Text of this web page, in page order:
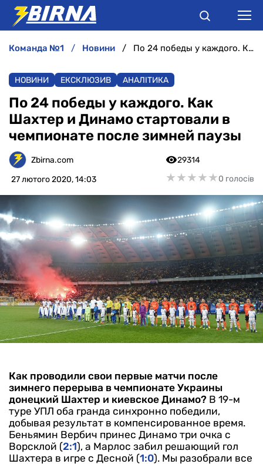
АНАЛІТИКА
ІНТЕРВ'Ю
РІЗНЕ
команда №1 новини По 24 победы у каждого. Как Шахтер и Динамо стартовали в чемпионате после зимней паузы
НОВИНИ ЕКСКЛЮЗИВ АНАЛІТИКА
По 24 победы у каждого. Как
Шахтер и Динамо стартовали в
чемпионате после зимней паузы
Zbirna.com
27 лютого 2020, 14:03
29314
★★★★★
★★★★★0 голосів
Как проводили свои первые матчи после
зимнего перерыва в чемпионате Украины
донецкий Шахтер и киевское Динамо? В 19-м
туре УПЛ оба гранда синхронно победили,
добывая результат в компенсированное время.
Беньямин Вербич принес Динамо три очка с
Ворсклой (2:1), а Марлос забил решающий гол
Шахтера в игре с Десной (1:0). Мы разобрали все